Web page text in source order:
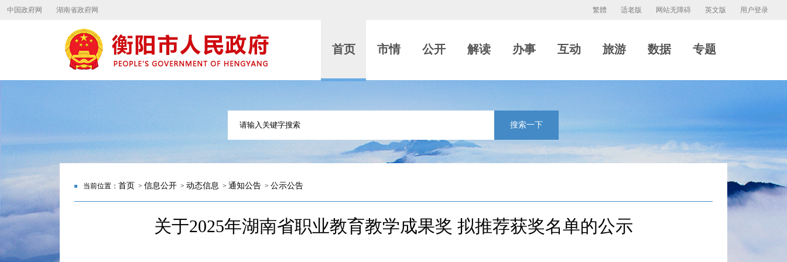
中国政府网 湖南省政府网 用户登录
英文版
网站无障碍
适老版
繁體
首页 市情 公开 解读 办事 互动 旅游 数据 专题
搜索一下
当前位置： 首页 > 信息公开 > 动态信息 > 通知公告 > 公示公告
关于2025年湖南省职业教育教学成果奖 拟推荐获奖名单的公示